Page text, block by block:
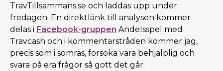
TravTillsammans.se och laddas upp under
fredagen. En direktlänk till analysen kommer
delas i Facebook-gruppen Andelsspel med
Travcash och i kommentarstråden kommer jag,
precis som i somras, försöka vara behjälplig och
svara på era frågor så gott det går.